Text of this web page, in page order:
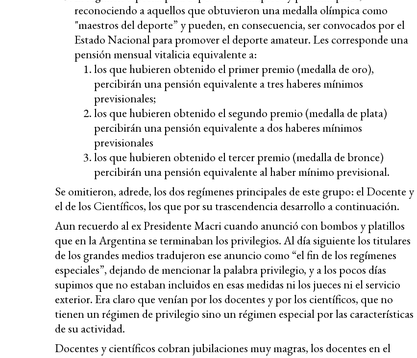
reconociendo a aquellos que obtuvieron una medalla olímpica como
"maestros del deporte” y pueden, en consecuencia, ser convocados por el
Estado Nacional para promover el deporte amateur. Les corresponde una
pensión mensual vitalicia equivalente a:
los que hubieren obtenido el primer premio (medalla de oro),
percibirán una pensión equivalente a tres haberes mínimos
previsionales;
los que hubieren obtenido el segundo premio (medalla de plata)
percibirán una pensión equivalente a dos haberes mínimos
previsionales
los que hubieren obtenido el tercer premio (medalla de bronce)
percibirán una pensión equivalente al haber mínimo previsional.
Se omitieron, adrede, los dos regímenes principales de este grupo: el Docente y
el de los Científicos, los que por su trascendencia desarrollo a continuación.
Aun recuerdo al ex Presidente Macri cuando anunció con bombos y platillos
que en la Argentina se terminaban los privilegios. Al día siguiente los titulares
de los grandes medios tradujeron ese anuncio como “el fin de los regímenes
especiales”, dejando de mencionar la palabra privilegio, y a los pocos días
supimos que no estaban incluidos en esas medidas ni los jueces ni el servicio
exterior. Era claro que venían por los docentes y por los científicos, que no
tienen un régimen de privilegio sino un régimen especial por las características
de su actividad.
Docentes y científicos cobran jubilaciones muy magras, los docentes en el